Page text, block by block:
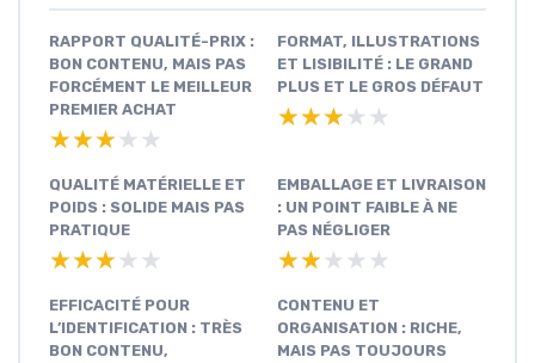
RAPPORT QUALITÉ-PRIX :
BON CONTENU, MAIS PAS
FORCÉMENT LE MEILLEUR
PREMIER ACHAT
★★★★★
★★★★★
FORMAT, ILLUSTRATIONS
ET LISIBILITÉ : LE GRAND
PLUS ET LE GROS DÉFAUT
★★★★★
★★★★★
QUALITÉ MATÉRIELLE ET
POIDS : SOLIDE MAIS PAS
PRATIQUE
★★★★★
★★★★★
EMBALLAGE ET LIVRAISON
: UN POINT FAIBLE À NE
PAS NÉGLIGER
★★★★★
★★★★★
EFFICACITÉ POUR
L’IDENTIFICATION : TRÈS
BON CONTENU,
CONTENU ET
ORGANISATION : RICHE,
MAIS PAS TOUJOURS